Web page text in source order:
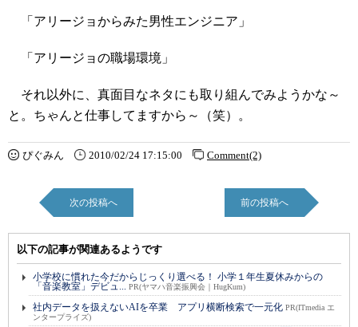
「アリージョからみた男性エンジニア」
「アリージョの職場環境」
それ以外に、真面目なネタにも取り組んでみようかな～
と。ちゃんと仕事してますから～（笑）。
ぴぐみん 2010/02/24 17:15:00 Comment(2)
次の投稿へ 前の投稿へ
以下の記事が関連あるようです
小学校に慣れた今だからじっくり選べる！ 小学１年生夏休みからの
「音楽教室」デビュ... PR(ヤマハ音楽振興会｜HugKum)
社内データを扱えないAIを卒業 アプリ横断検索で一元化 PR(ITmedia エ
ンタープライズ)